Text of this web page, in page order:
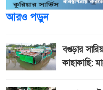
আরও পড়ুন
বগুড়ার
কাছাকাছি: